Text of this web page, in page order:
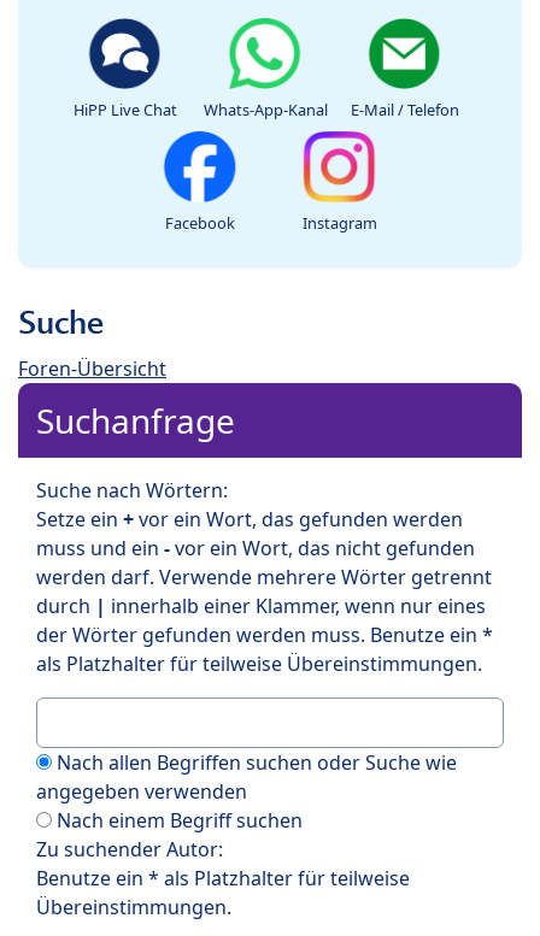
HiPP Live Chat Whats-App-Kanal E-Mail / Telefon
Facebook Instagram
Suche
Foren-Übersicht
Suchanfrage
Suche nach Wörtern:
Setze ein +vor ein Wort, das gefunden werden
muss und ein -vor ein Wort, das nicht gefunden
werden darf. Verwende mehrere Wörter getrennt
durch | innerhalb einer Klammer, wenn nur eines
der Wörter gefunden werden muss. Benutze ein *
als Platzhalter für teilweise Übereinstimmungen.
Nach allen Begriffen suchen oder Suche wie
angegeben verwenden
Nach einem Begriff suchen
Zu suchender Autor:
Benutze ein * als Platzhalter für teilweise
Übereinstimmungen.